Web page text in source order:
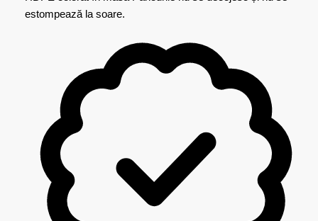
estompează la soare.